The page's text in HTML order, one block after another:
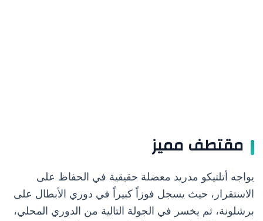
مقتطف مميز
يواجه أتلتيكو مدريد معضلة حقيقية في الحفاظ على
الاستقرار، حيث يسجل فوزاً كبيراً في دوري الأبطال على
برشلونة، ثم يخسر في الجولة التالية من الدوري المحلي،